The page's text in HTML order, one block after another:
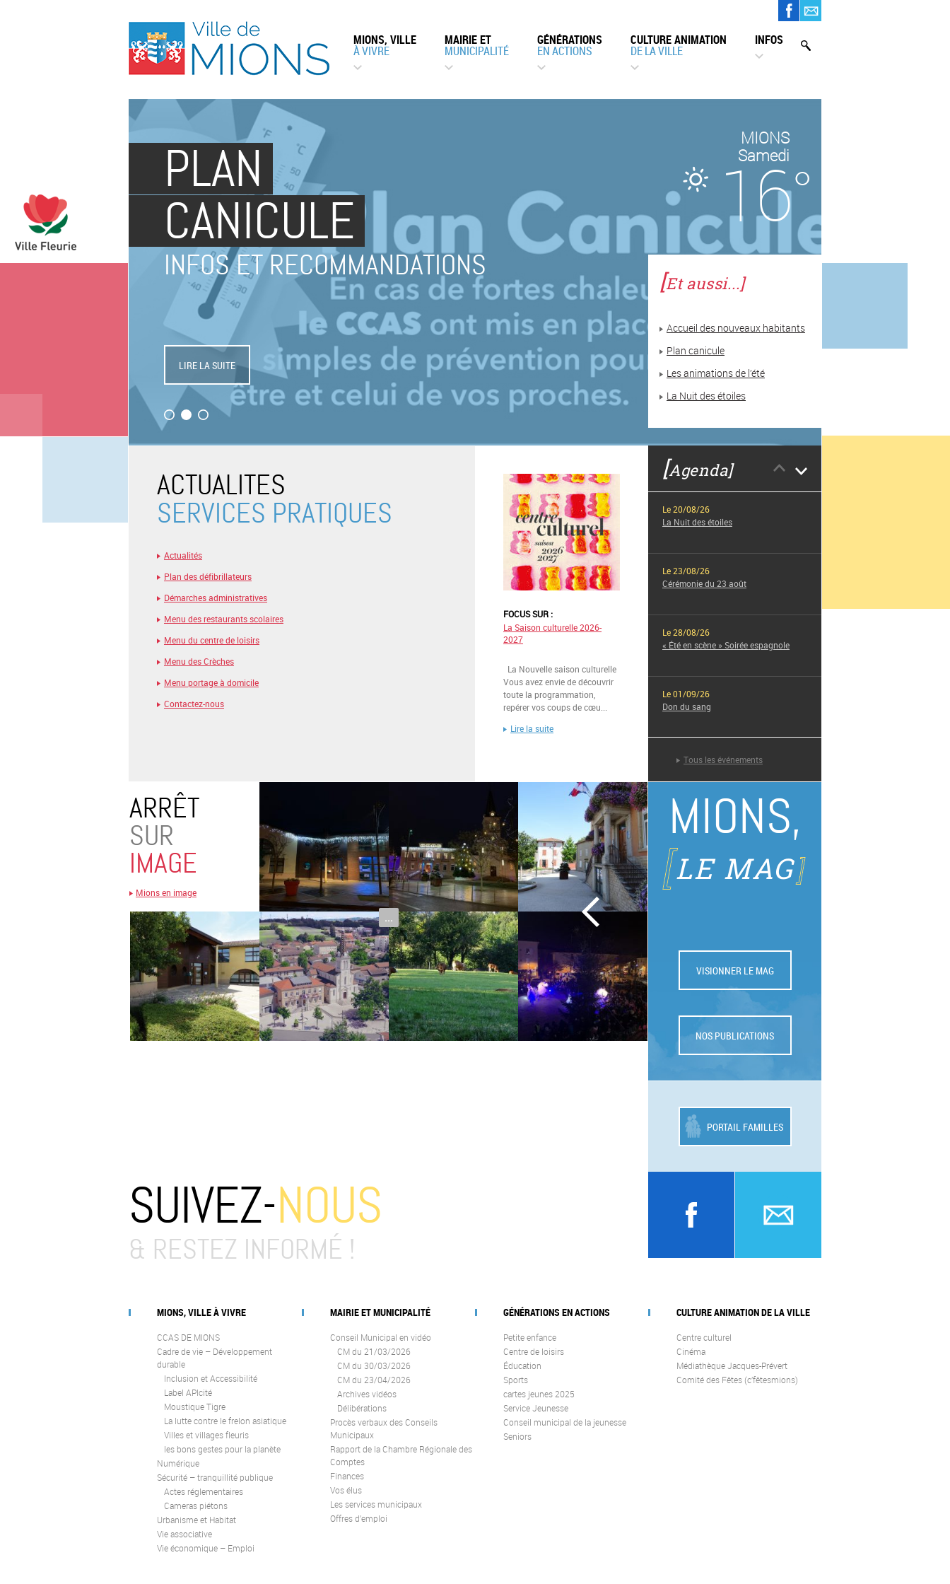
MIONS, VILLE
À VIVRE
MAIRIE ET
MUNICIPALITÉ
GÉNÉRATIONS
EN ACTIONS
CULTURE ANIMATION
DE LA VILLE
INFOS
MIONS
16
Samedi
PLAN
CANICULE
INFOS ET RECOMMANDATIONS
LIRE LA SUITE
[Et aussi...]
Accueil des nouveaux habitants
Plan canicule
Les animations de l’été
La Nuit des étoiles
ACTUALITES
SERVICES PRATIQUES
Actualités
Plan des défibrillateurs
Démarches administratives
Menu des restaurants scolaires
Menu du centre de loisirs
Menu des Crèches
Menu portage à domicile
Contactez-nous
FOCUS SUR :
La Saison culturelle 2026-
2027
La Nouvelle saison culturelle
Vous avez envie de découvrir
toute la programmation,
repérer vos coups de cœu...
Lire la suite
[Agenda]
Le 20/08/26
La Nuit des étoiles
Le 23/08/26
Cérémonie du 23 août
Le 28/08/26
« Été en scène » Soirée espagnole
Le 01/09/26
Don du sang
Le 02/09/26
Cérémonie de La Libération de Mions
Le 05/09/26
Forum des associations
Le 13/09/26
Cérémonie d’accueil des nouveaux
Tous les événements
ARRÊT
SUR
IMAGE
Mions en image
... ►
MIONS,
LE MAG
VISIONNER LE MAG
NOS PUBLICATIONS
PORTAIL FAMILLES
SUIVEZ-NOUS
& RESTEZ INFORMÉ !
MIONS, VILLE À VIVRE
CCAS DE MIONS
Cadre de vie – Développement
durable
Inclusion et Accessibilité
Label APIcité
Moustique Tigre
La lutte contre le frelon asiatique
Villes et villages fleuris
les bons gestes pour la planète
Numérique
Sécurité – tranquillité publique
Actes réglementaires
Cameras piétons
Urbanisme et Habitat
Vie associative
Vie économique – Emploi
MAIRIE ET MUNICIPALITÉ
Conseil Municipal en vidéo
CM du 21/03/2026
CM du 30/03/2026
CM du 23/04/2026
Archives vidéos
Délibérations
Procès verbaux des Conseils
Municipaux
Rapport de la Chambre Régionale des
Comptes
Finances
Vos élus
Les services municipaux
Offres d’emploi
GÉNÉRATIONS EN ACTIONS
Petite enfance
Centre de loisirs
Éducation
Sports
cartes jeunes 2025
Service Jeunesse
Conseil municipal de la jeunesse
Seniors
CULTURE ANIMATION DE LA VILLE
Centre culturel
Cinéma
Médiathèque Jacques-Prévert
Comité des Fêtes (c’fêtesmions)